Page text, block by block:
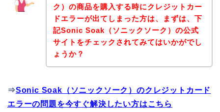
ク）の商品を購入する時にクレジットカー
ドエラーが出てしまった方は、まずは、下
記Sonic Soak（ソニックソーク）の公式
サイトをチェックされてみてはいかがでし
ょうか？
⇒Sonic Soak（ソニックソーク）のクレジットカード
エラーの問題を今すぐ解決したい方はこちら